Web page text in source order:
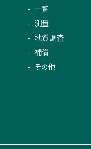
一覧
測量
地質調査
補償
その他